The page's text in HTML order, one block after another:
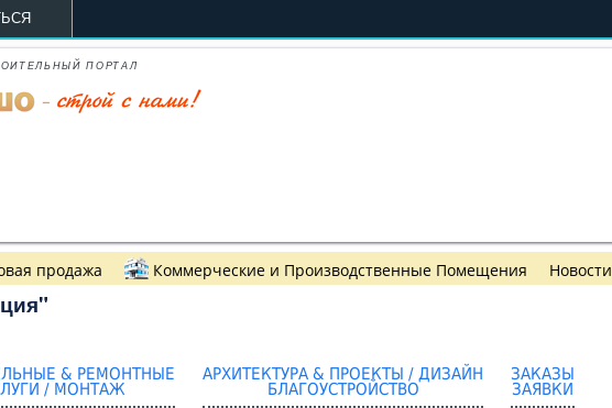
ПОРТАЛ
продажа Коммерческие и Производственные Помещения Новости
& РЕМОНТНЫЕ
/ МОНТАЖ
АРХИТЕКТУРА & ПРОЕКТЫ / ДИЗАЙН
БЛАГОУСТРОЙСТВО
ЗАКАЗЫ
ЗАЯВКИ